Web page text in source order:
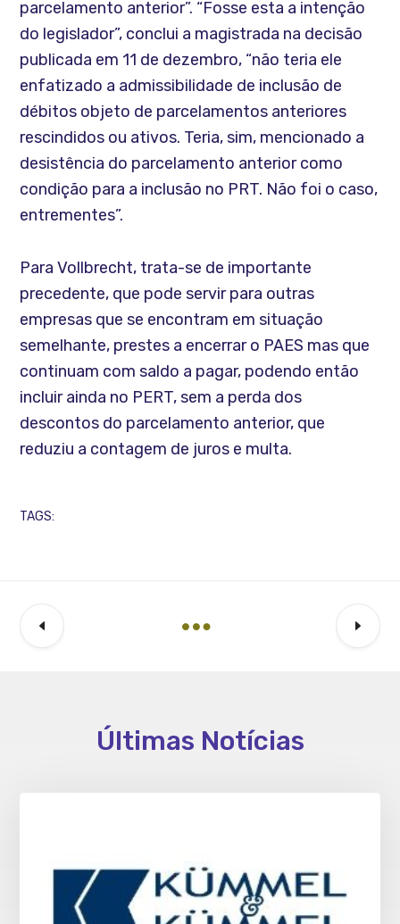
parcelamento anterior”. “Fosse esta a intenção
do legislador”, conclui a magistrada na decisão
publicada em 11 de dezembro, “não teria ele
enfatizado a admissibilidade de inclusão de
débitos objeto de parcelamentos anteriores
rescindidos ou ativos. Teria, sim, mencionado a
desistência do parcelamento anterior como
condição para a inclusão no PRT. Não foi o caso,
entrementes”.
Para Vollbrecht, trata-se de importante
precedente, que pode servir para outras
empresas que se encontram em situação
semelhante, prestes a encerrar o PAES mas que
continuam com saldo a pagar, podendo então
incluir ainda no PERT, sem a perda dos
descontos do parcelamento anterior, que
reduziu a contagem de juros e multa.
TAGS:
Últimas Notícias